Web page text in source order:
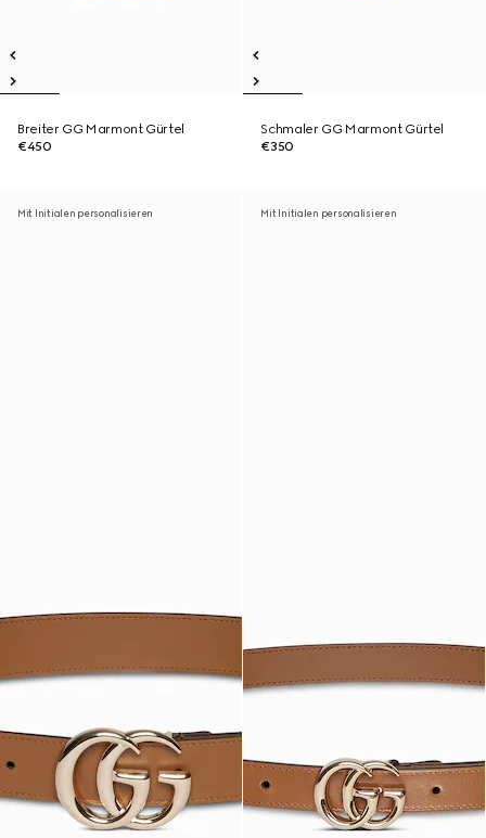
Breiter GG Marmont Gürtel
€450
Schmaler GG Marmont Gürtel
€350
Mit Initialen personalisieren Mit Initialen personalisieren